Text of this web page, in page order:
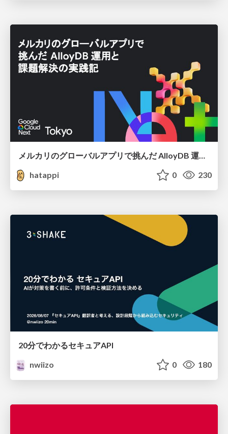
メルカリのグローバルアプリで挑んだ AlloyDB 運用と課題解決の実践記
hatappi
0 230
20分でわかるセキュアAPI
nwiizo
0 180